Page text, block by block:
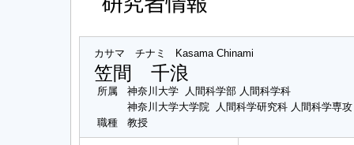
カサマ チナミ Kasama Chinami
笠間 千浪
所属
神奈川大学 人間科学部 人間科学科
神奈川大学大学院 人間科学研究科 人間科学専
職種
教授